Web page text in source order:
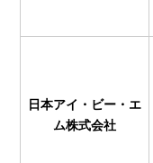
日本アイ・ビー・エ
ム株式会社